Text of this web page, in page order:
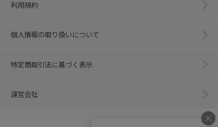
利用規約
個人情報の取り扱いについて
特定商取引法に基づく表示
運営会社